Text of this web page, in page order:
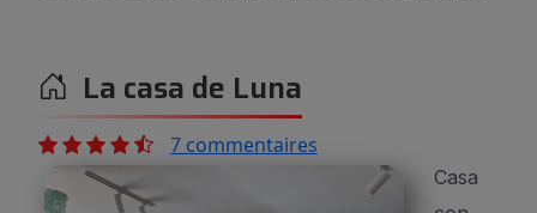
La casa de Luna
7 commentaires
Casa